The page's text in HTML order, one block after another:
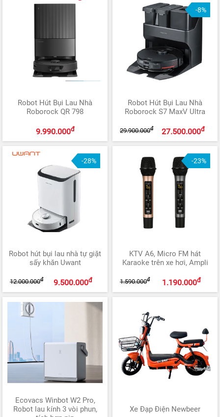
Robot Hút Bụi Lau Nhà
Roborock QR 798
9.990.000đ
-8%
Robot Hút Bụi Lau Nhà
Roborock S7 MaxV Ultra
27.500.000đ
29.900.000đ
-28%
Robot hút bụi lau nhà tự giặt
sấy khăn Uwant
9.500.000đ
12.000.000đ
-23%
KTV A6, Micro FM hát
Karaoke trên xe hơi, Ampli
1.190.000đ
1.590.000đ
Ecovacs Winbot W2 Pro,
Robot lau kính 3 vòi phun,
Xe Đạp Điện Newbeer